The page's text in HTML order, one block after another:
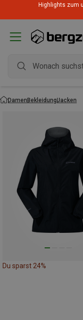
Highlights zum
DamenBekleidungJacken
Du sparst 24%